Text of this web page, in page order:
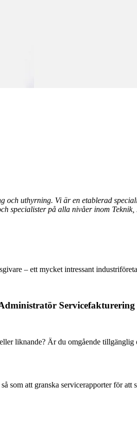
och uthyrning. Vi ären etablerad
specialister på alla nivåer inom
– ett mycket intressant
liknande? Är du omgående
som att granska servicerapporter för